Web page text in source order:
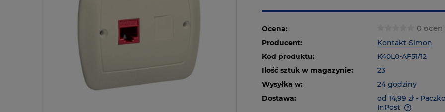
Ocena: 0 ocen
Producent:
Kontakt-Simon
Kod produktu:
K40L0-AF51/12
Ilość sztuk w magazynie:
23
Wysyłka w:
24 godziny
Dostawa:
od 14,99 zł -
InPost